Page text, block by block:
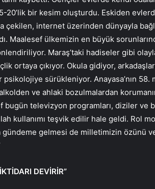
20’lik bir kesim oluşturdu. Eskiden
çekilen, internet üzerinden dünyayla
Maalesef ülkemizin en büyük
Maraş’taki hadiseler gibi
ortaya çıkıyor. Okula gidiyor,
sürükleniyor. Anayasa’nın 58.
ve ahlaki bozulmalardan
bugün televizyon programları, diziler ve
kullanımı teşvik edilir hale geldi. Rol
gündeme gelmesi de milletimizin özünü
DEVİRİR”